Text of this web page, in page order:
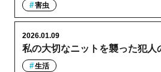
害虫
私の大切なニットを襲った犯人
2026.01.09
生活